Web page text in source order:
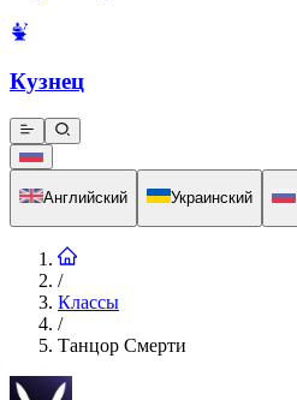
Кузнец
Английский Украинский
/
Классы
/
Танцор Смерти